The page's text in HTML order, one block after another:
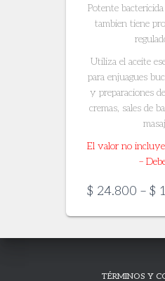
Potente
tambien tiene
Utiliza el aceite
para enjuagues
y preparaciones
cremas, sales de
El valor no
–
$ 24.800 – $
TÉRMINOS Y